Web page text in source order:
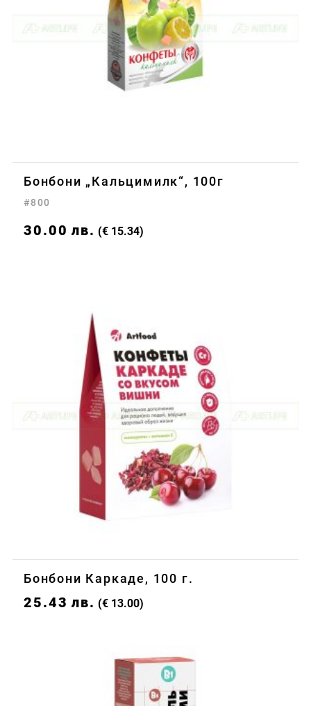
Бонбони „Кальцимилк“, 100г
#800
30.00 лв. (€ 15.34)
Бонбони Каркаде, 100 г.
25.43 лв. (€ 13.00)